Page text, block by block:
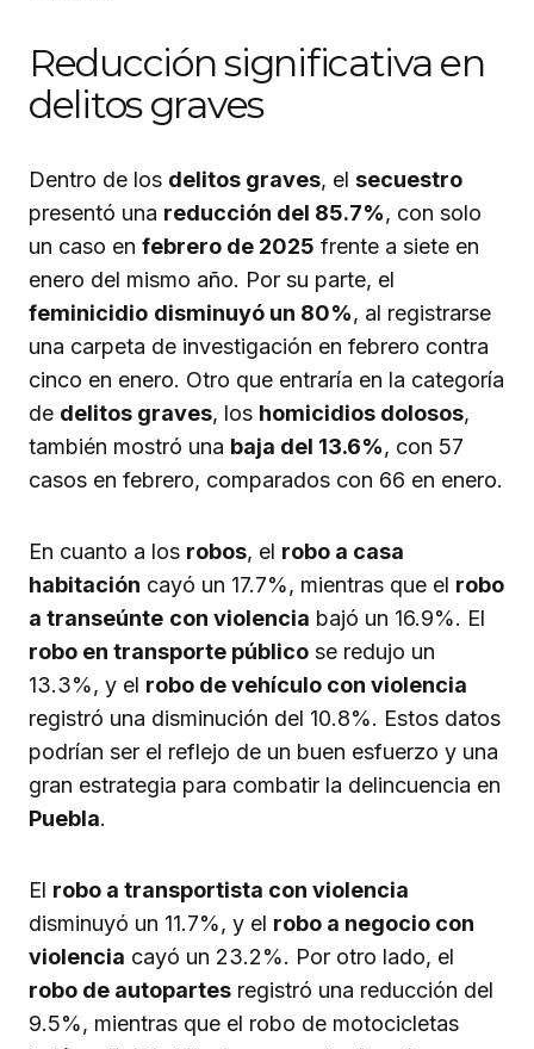
Reducción significativa en
delitos graves
Dentro de los delitos graves, el secuestro
presentó una reducción del 85.7%, con solo
un caso en febrero de 2025 frente a siete en
enero del mismo año. Por su parte, el
feminicidio disminuyó un 80%, al registrarse
una carpeta de investigación en febrero contra
cinco en enero. Otro que entraría en la categoría
de delitos graves, los homicidios dolosos,
también mostró una baja del 13.6%, con 57
casos en febrero, comparados con 66 en enero.
En cuanto a los robos, el robo a casa
habitación cayó un 17.7%, mientras que el robo
a transeúnte con violencia bajó un 16.9%. El
robo en transporte público se redujo un
13.3%, y el robo de vehículo con violencia
registró una disminución del 10.8%. Estos datos
podrían ser el reflejo de un buen esfuerzo y una
gran estrategia para combatir la delincuencia en
Puebla.
El robo a transportista con violencia
disminuyó un 11.7%, y el robo a negocio con
violencia cayó un 23.2%. Por otro lado, el
robo de autopartes registró una reducción del
9.5%, mientras que el robo de motocicletas